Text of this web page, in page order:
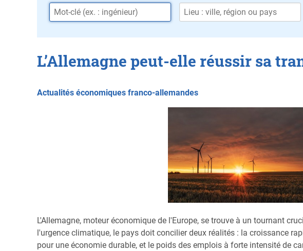
L’Allemagne peut-elle réussir sa
Actualités économiques franco-allemandes
L'Allemagne, moteur économique de l'Europe, se trouve à un tournant
l'urgence climatique, le pays doit concilier deux réalités : la croissance
pour une économie durable, et le poids des emplois à forte intensité de